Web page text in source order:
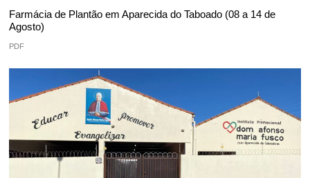
Farmácia de Plantão em Aparecida do Taboado (08 a 14 de
Agosto)
PDF